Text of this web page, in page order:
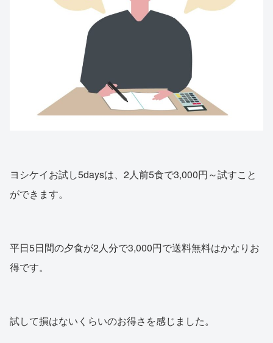
ヨシケイお試し5daysは、2人前5食で3,000円～試すこと
ができます。
平日5日間の夕食が2人分で3,000円で送料無料はかなりお
得です。
試して損はないくらいのお得さを感じました。